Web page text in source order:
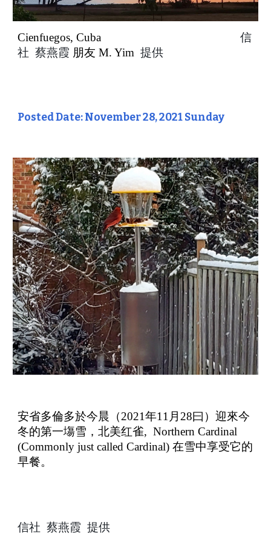
Cienfuegos, Cuba
信
社 蔡燕霞 朋友M. Yim 提供
Posted Date: November 28, 2021 Sunday
安省多倫多於今晨（2021年11月28曰）迎來今
冬的第一塲雪，北美红雀, Northern Cardinal
(Commonly just called Cardinal)在雪中享受它的
早餐。
信社 蔡燕霞 提供